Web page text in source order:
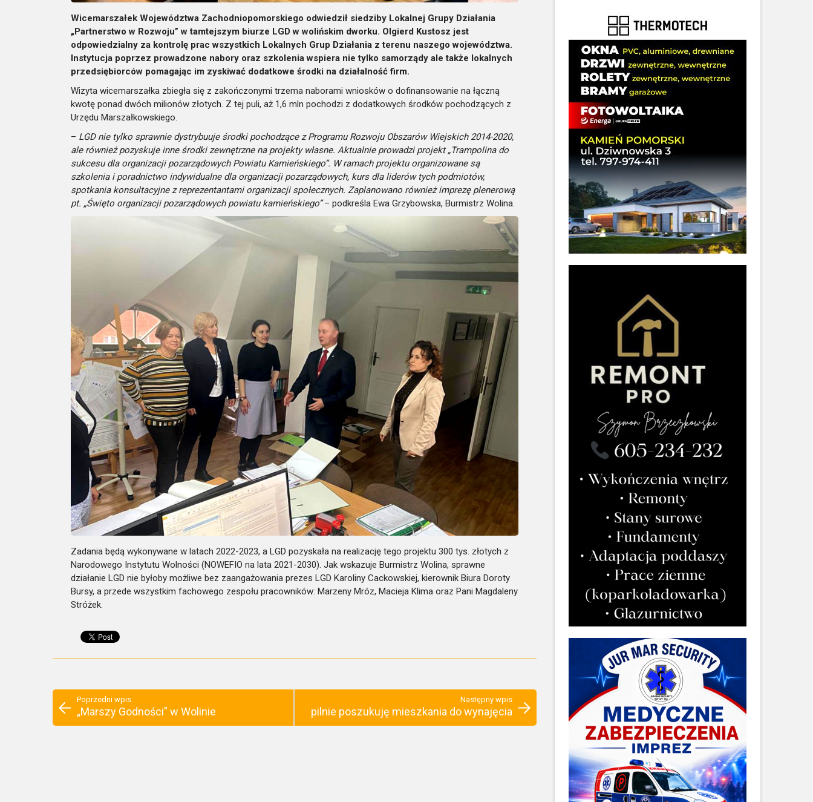
Wicemarszałek Województwa Zachodniopomorskiego odwiedził siedziby Lokalnej Grupy Działania
„Partnerstwo w Rozwoju” w tamtejszym biurze LGD w wolińskim dworku. Olgierd Kustosz jest
odpowiedzialny za kontrolę prac wszystkich Lokalnych Grup Działania z terenu naszego województwa.
Instytucja poprzez prowadzone nabory oraz szkolenia wspiera nie tylko samorządy ale także lokalnych
przedsiębiorców pomagając im zyskiwać dodatkowe środki na działalność firm.
Wizyta wicemarszałka zbiegła się z zakończonymi trzema naborami wniosków o dofinansowanie na łączną
kwotę ponad dwóch milionów złotych. Z tej puli, aż 1,6 mln pochodzi z dodatkowych środków pochodzących z
Urzędu Marszałkowskiego.
– LGD nie tylko sprawnie dystrybuuje środki pochodzące z Programu Rozwoju Obszarów Wiejskich 2014-2020,
ale również pozyskuje inne środki zewnętrzne na projekty własne. Aktualnie prowadzi projekt „Trampolina do
sukcesu dla organizacji pozarządowych Powiatu Kamieńskiego”. W ramach projektu organizowane są
szkolenia i poradnictwo indywidualne dla organizacji pozarządowych, kurs dla liderów tych podmiotów,
spotkania konsultacyjne z reprezentantami organizacji społecznych. Zaplanowano również imprezę plenerową
pt. „Święto organizacji pozarządowych powiatu kamieńskiego”– podkreśla Ewa Grzybowska, Burmistrz Wolina.
Zadania będą wykonywane w latach 2022-2023, a LGD pozyskała na realizację tego projektu 300 tys. złotych z
Narodowego Instytutu Wolności (NOWEFIO na lata 2021-2030). Jak wskazuje Burmistrz Wolina, sprawne
działanie LGD nie byłoby możliwe bez zaangażowania prezes LGD Karoliny Cackowskiej, kierownik Biura Doroty
Bursy, a przede wszystkim fachowego zespołu pracowników: Marzeny Mróz, Macieja Klima oraz Pani Magdaleny
Stróżek.
Poprzedni wpis
„Marszy Godności” w Wolinie
Następny wpis
pilnie poszukuję mieszkania do wynajęcia